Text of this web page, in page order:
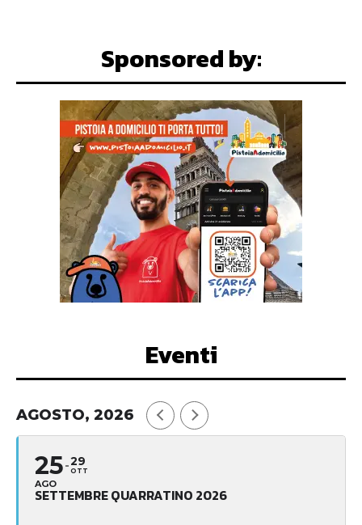
Sponsored by:
Eventi
AGOSTO, 2026
25
AGO
29
OTT
SETTEMBRE QUARRATINO 2026